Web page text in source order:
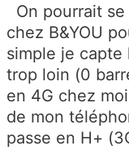
On pourrait
chez B&YOU
simple je
trop loin (0
en 4G chez
de mon
passe en H+